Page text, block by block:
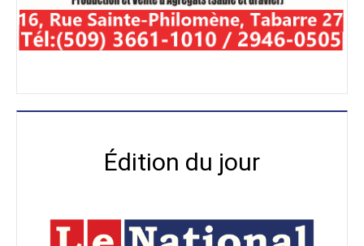
Édition du jour